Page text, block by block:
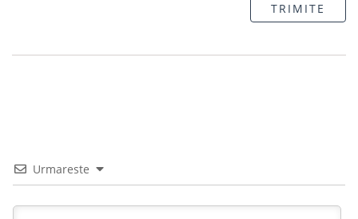
TRIMITE
Urmareste